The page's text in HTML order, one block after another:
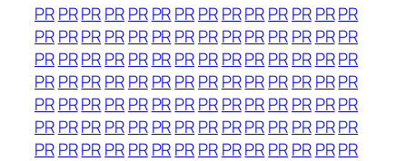
PRPRPRPRPR PRPRPRPRPRPRPR PRPR
PRPRPRPRPR PRPRPRPRPRPRPR PRPR
PRPRPRPRPR PRPRPRPRPRPRPR PRPR
PRPRPRPRPR PRPRPRPRPRPRPR PRPR
PRPRPRPRPR PRPRPRPRPRPRPR PRPR
PRPRPRPRPR PRPRPRPRPRPRPR PRPR
PRPRPRPRPR PRPRPRPRPRPRPR PRPR